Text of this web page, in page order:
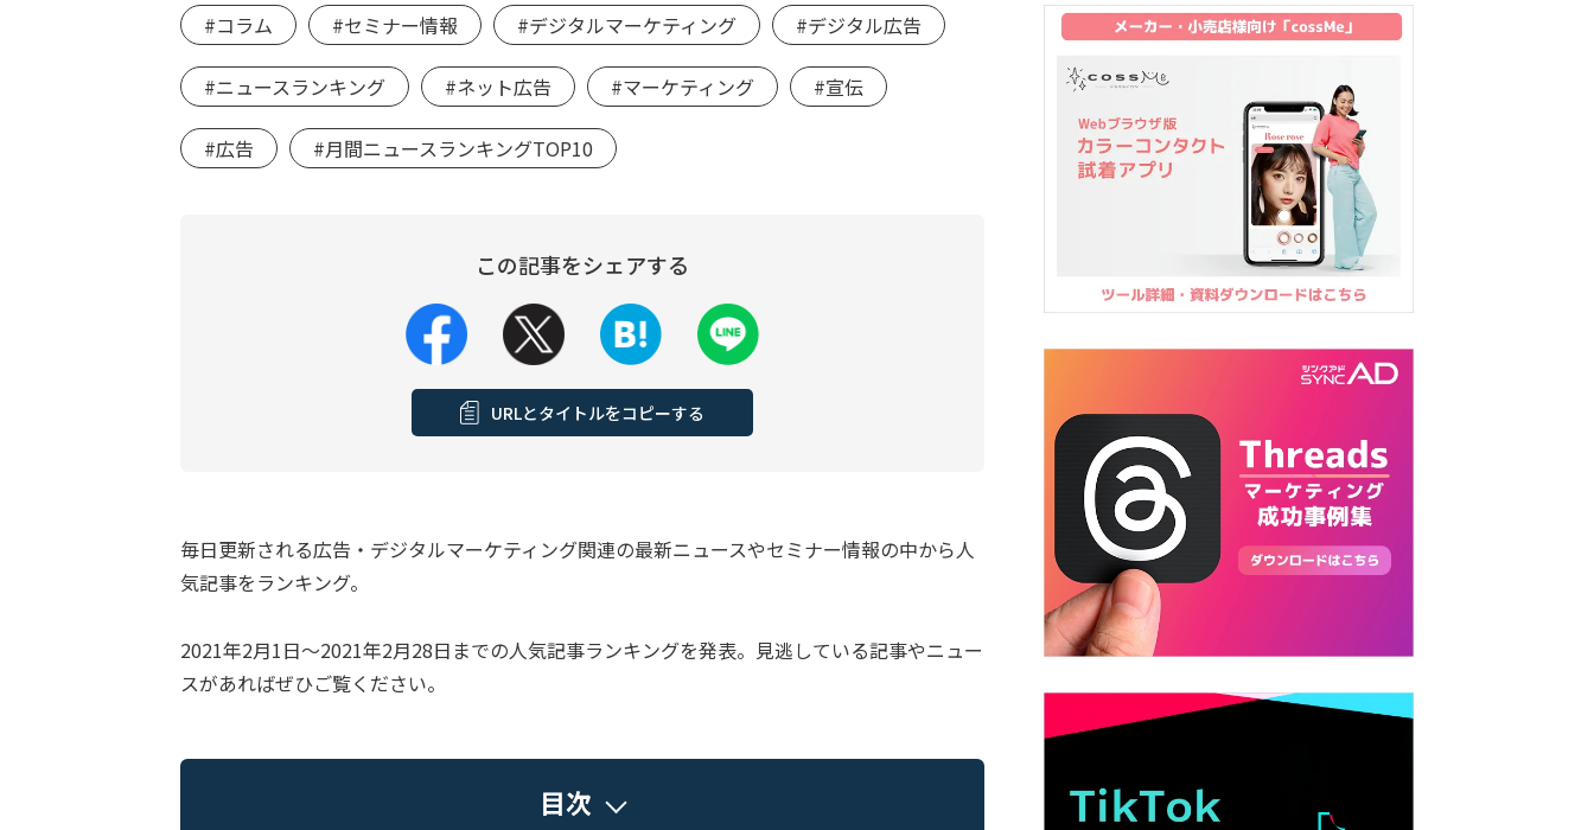
#コラム #セミナー情報 #デジタルマーケティング #デジタル広告
#ニュースランキング #ネット広告 #マーケティング #宣伝
#広告 #月間ニュースランキングTOP10
この記事をシェアする
URLとタイトルをコピーする
毎日更新される広告・デジタルマーケティング関連の最新ニュースやセミナー情報の中から人
気記事をランキング。
2021年2月1日～2021年2月28日までの人気記事ランキングを発表。見逃している記事やニュー
スがあればぜひご覧ください。
目次